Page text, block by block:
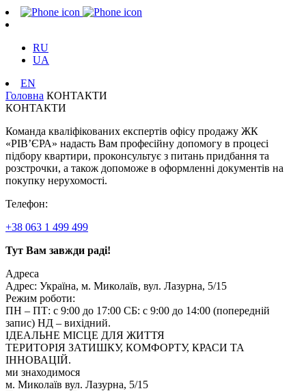
RU
UA
EN
Головна КОНТАКТИ
КОНТАКТИ
Команда кваліфікованих експертів офісу продажу ЖК
«РІВ’ЄРА» надасть Вам професійну допомогу в процесі
підбору квартири, проконсультує з питань придбання та
розстрочки, а також допоможе в оформленні документів на
покупку нерухомості.
Телефон:
+38 063 1 499 499
Тут Вам завжди раді!
Адреса
Адрес: Україна, м. Миколаїв, вул. Лазурна, 5/15
Режим роботи:
ПН – ПТ: с 9:00 до 17:00 СБ: с 9:00 до 14:00 (попередній
запис) НД – вихідний.
ІДЕАЛЬНЕ МІСЦЕ ДЛЯ ЖИТТЯ
ТЕРИТОРІЯ ЗАТИШКУ, КОМФОРТУ, КРАСИ ТА
ІННОВАЦІЙ.
ми знаходимося
м. Миколаїв вул. Лазурна, 5/15